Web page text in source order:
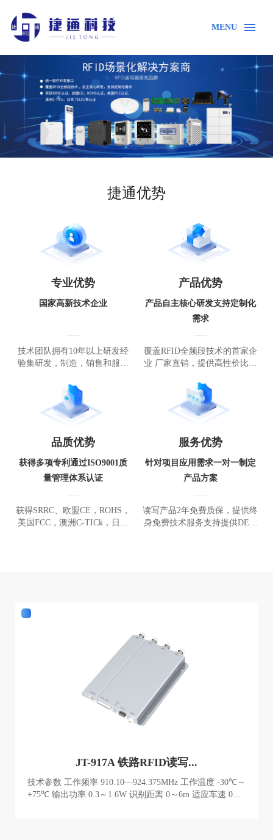
MENU
首页 产品中心 RFID UHF超高频读写器 铁路读写器
捷通优势
专业优势
国家高新技术企业
技术团队拥有10年以上研发经
验集研发，制造，销售和服务
产品优势
产品自主核心研发支持定制化
需求
覆盖RFID全频段技术的首家企
业 厂家直销，提供高性价比产
品质优势
获得多项专利通过ISO9001质
量管理体系认证
获得SRRC、欧盟CE，ROHS，
美国FCC，澳洲C-TICk，日本
服务优势
针对项目应用需求一对一制定
产品方案
读写产品2年免费质保，提供终
身免费技术服务支持提供DEM
JT-917A 铁路RFID读写...
技术参数 工作频率 910.10—924.375MHz 工作温度 -30℃～
+75℃ 输出功率 0.3～1.6W 识别距离 0～6m 适应车速 0～2